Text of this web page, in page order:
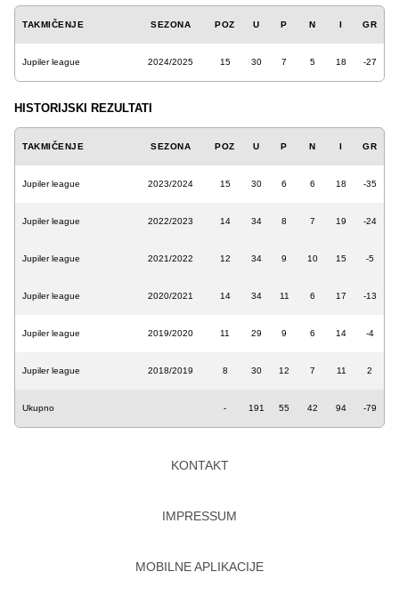
TAKMIČENJE SEZONA POZ U P N I GR
Jupiler league 2024/2025 15 30 7 5 18 -27
HISTORIJSKI REZULTATI
TAKMIČENJE SEZONA POZ U P N I GR
Jupiler league 2023/2024 15 30 6 6 18 -35
Jupiler league 2022/2023 14 34 8 7 19 -24
Jupiler league 2021/2022 12 34 9 10 15 -5
Jupiler league 2020/2021 14 34 11 6 17 -13
Jupiler league 2019/2020 11 29 9 6 14 -4
Jupiler league 2018/2019 8 30 12 7 11 2
Ukupno - 191 55 42 94 -79
KONTAKT
IMPRESSUM
MOBILNE APLIKACIJE